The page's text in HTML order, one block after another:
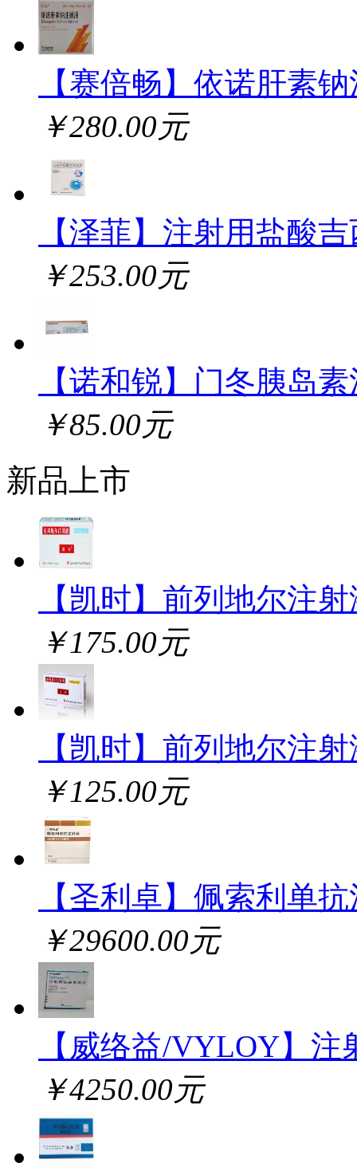
【赛倍畅】依诺肝素
￥280.00元
【泽菲】注射用盐酸
￥253.00元
【诺和锐】门冬胰岛
￥85.00元
新品上市
【凯时】前列地尔注
￥175.00元
【凯时】前列地尔注
￥125.00元
【圣利卓】佩索利单
￥29600.00元
【威络益/VYLOY】注
￥4250.00元